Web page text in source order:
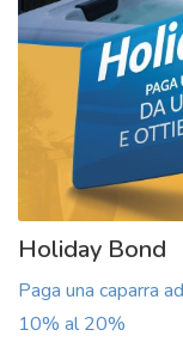
Holiday Bond
Paga una caparra
10% al 20%